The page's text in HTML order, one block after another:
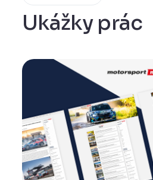
Ukážky prác